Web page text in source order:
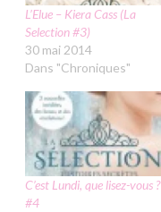
L’Elue – Kiera Cass (La
Selection #3)
30 mai 2014
Dans "Chroniques"
C’est Lundi, que lisez-vous ?
#4